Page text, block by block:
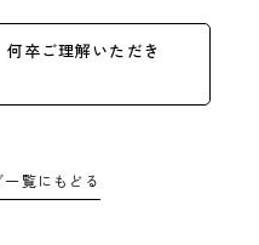
卒ご理解いただき
一覧にもどる